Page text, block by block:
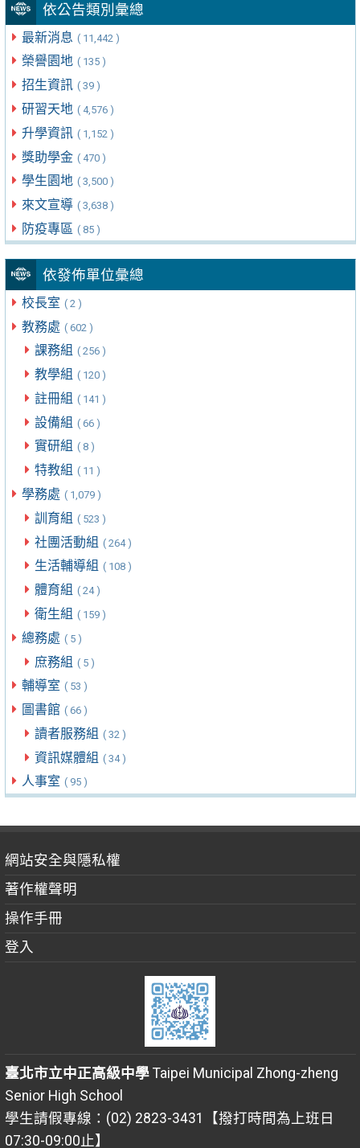
依公告類別彙總
最新消息 ( 11,442 )
榮譽園地 ( 135 )
招生資訊 ( 39 )
研習天地 ( 4,576 )
升學資訊 ( 1,152 )
獎助學金 ( 470 )
學生園地 ( 3,500 )
來文宣導 ( 3,638 )
防疫專區 ( 85 )
依發佈單位彙總
校長室 ( 2 )
教務處 ( 602 )
課務組 ( 256 )
教學組 ( 120 )
註冊組 ( 141 )
設備組 ( 66 )
實研組 ( 8 )
特教組 ( 11 )
學務處 ( 1,079 )
訓育組 ( 523 )
社團活動組 ( 264 )
生活輔導組 ( 108 )
體育組 ( 24 )
衛生組 ( 159 )
總務處 ( 5 )
庶務組 ( 5 )
輔導室 ( 53 )
圖書館 ( 66 )
讀者服務組 ( 32 )
資訊媒體組 ( 34 )
人事室 ( 95 )
網站安全與隱私權
著作權聲明
操作手冊
登入
臺北市立中正高級中學Taipei Municipal Zhong-zheng
Senior High School
學生請假專線：(02) 2823-3431【撥打時間為上班日
07:30-09:00止】